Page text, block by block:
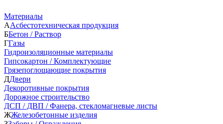
Материалы
ААсбестотехническая продукция
ББетон / Раствор
ГГазы
Гидроизоляционные материалы
Гипсокартон / Комплектующие
Грязепоглощающие покрытия
ДДвери
Декоротивные покрытия
Дорожное строительство
ДСП / ДВП / Фанера, стекломагневые листы
ЖЖелезобетонные изделия